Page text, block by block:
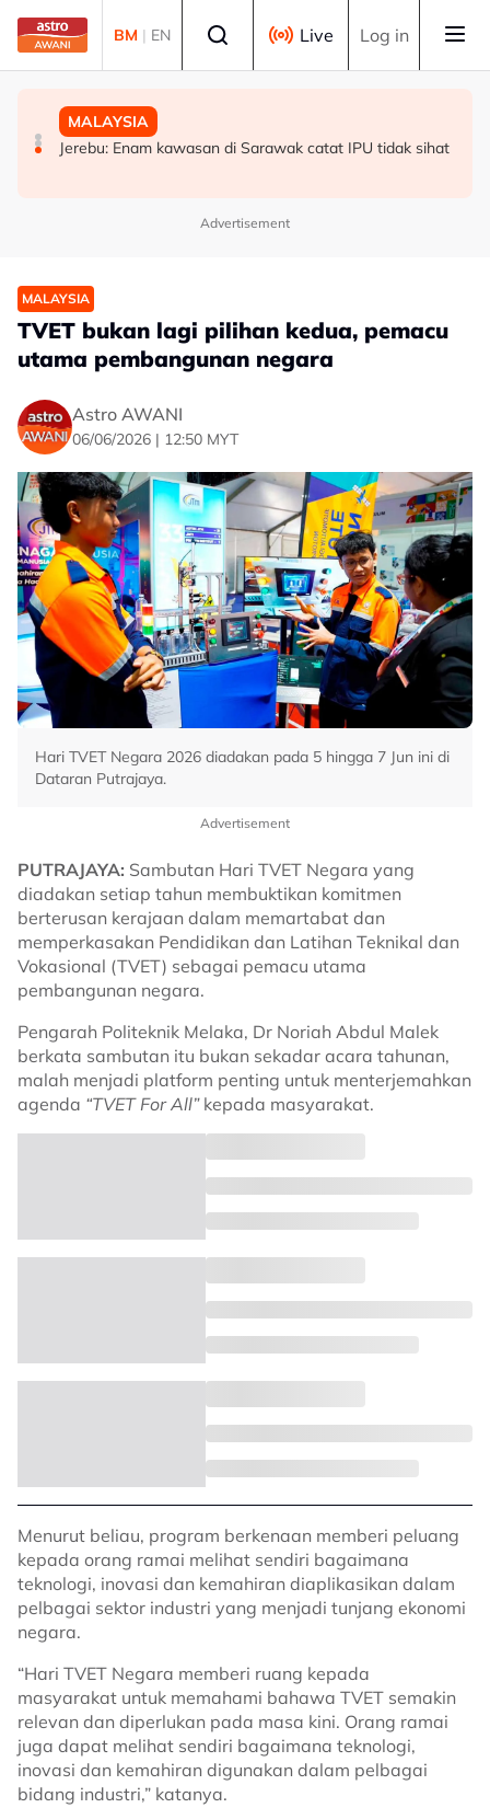
Skip to main content
BM | EN Live Log in
MALAYSIA
Polis siasat pemilik, motif bagasi disyaki mengandungi
MALAYSIA
Abang Johari enggan dedah isi pertemuan dengan
MALAYSIA
Jerebu: Enam kawasan di Sarawak catat IPU tidak sihat
Advertisement
MALAYSIA
TVET bukan lagi pilihan kedua, pemacu
utama pembangunan negara
Astro AWANI
06/06/2026 | 12:50 MYT
Hari TVET Negara 2026 diadakan pada 5 hingga 7 Jun ini di
Dataran Putrajaya.
Advertisement
PUTRAJAYA: Sambutan Hari TVET Negara yang
diadakan setiap tahun membuktikan komitmen
berterusan kerajaan dalam memartabat dan
memperkasakan Pendidikan dan Latihan Teknikal dan
Vokasional (TVET) sebagai pemacu utama
pembangunan negara.
Pengarah Politeknik Melaka, Dr Noriah Abdul Malek
berkata sambutan itu bukan sekadar acara tahunan,
malah menjadi platform penting untuk menterjemahkan
agenda “TVET For All”kepada masyarakat.
Menurut beliau, program berkenaan memberi peluang
kepada orang ramai melihat sendiri bagaimana
teknologi, inovasi dan kemahiran diaplikasikan dalam
pelbagai sektor industri yang menjadi tunjang ekonomi
negara.
“Hari TVET Negara memberi ruang kepada
masyarakat untuk memahami bahawa TVET semakin
relevan dan diperlukan pada masa kini. Orang ramai
juga dapat melihat sendiri bagaimana teknologi,
inovasi dan kemahiran digunakan dalam pelbagai
bidang industri,” katanya.